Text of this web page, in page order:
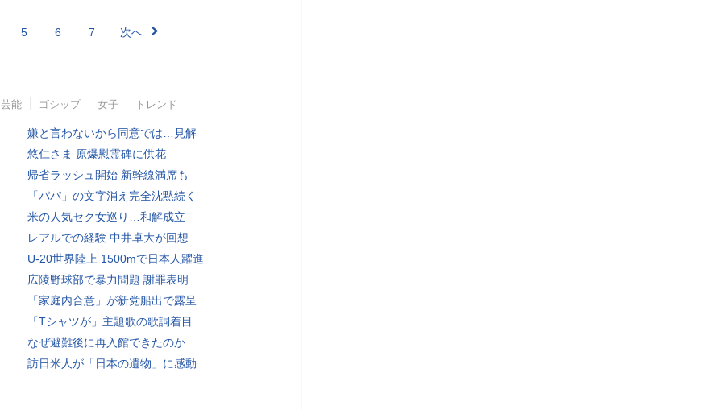
5 6 7 次へ
芸能 ゴシップ 女子 トレンド
嫌と言わないから同意では…見解
悠仁さま 原爆慰霊碑に供花
帰省ラッシュ開始 新幹線満席も
「パパ」の文字消え完全沈黙続く
米の人気セク女巡り…和解成立
レアルでの経験 中井卓大が回想
U-20世界陸上 1500mで日本人躍進
広陵野球部で暴力問題 謝罪表明
「家庭内合意」が新党船出で露呈
「Tシャツが」主題歌の歌詞着目
なぜ避難後に再入館できたのか
訪日米人が「日本の遺物」に感動